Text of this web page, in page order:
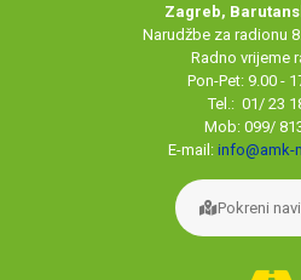
Zagreb,
Narudžbe za radionu
Radno vrijeme
Pon-Pet: 9.00 -
Tel.: 01/ 23
Mob: 099/
E-mail: info@amk-
Pokreni